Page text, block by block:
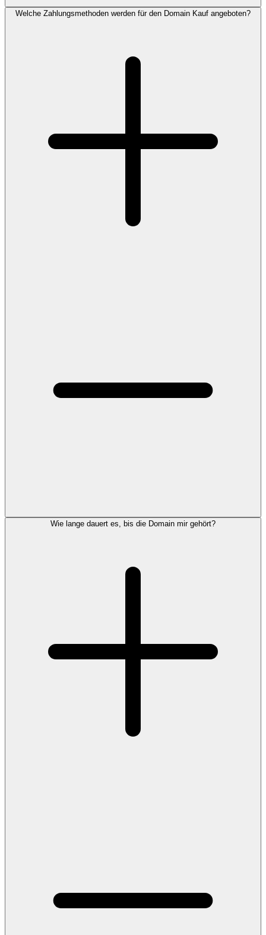
Welche Zahlungsmethoden werden für den Domain Kauf angeboten?
Wie lange dauert es, bis die Domain mir gehört?